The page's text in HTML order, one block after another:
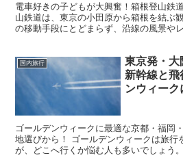
電車好きの子どもが大興奮！箱根登山鉄
山鉄道は、東京の小田原から箱根を結ぶ
の移動手段にとどまらず、沿線の風景や
国内旅行
東京発・大
新幹線と
ンウィー
ゴールデンウィークに最適な京都・福岡
地選びから！ ゴールデンウィークは旅行
が、どこへ行くか悩む人も多いでしょう